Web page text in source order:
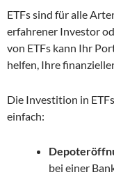
ETFs sind für alle
erfahrener Investor
von ETFs kann Ihr
helfen, Ihre
Die Investition in
einfach:
bei einer